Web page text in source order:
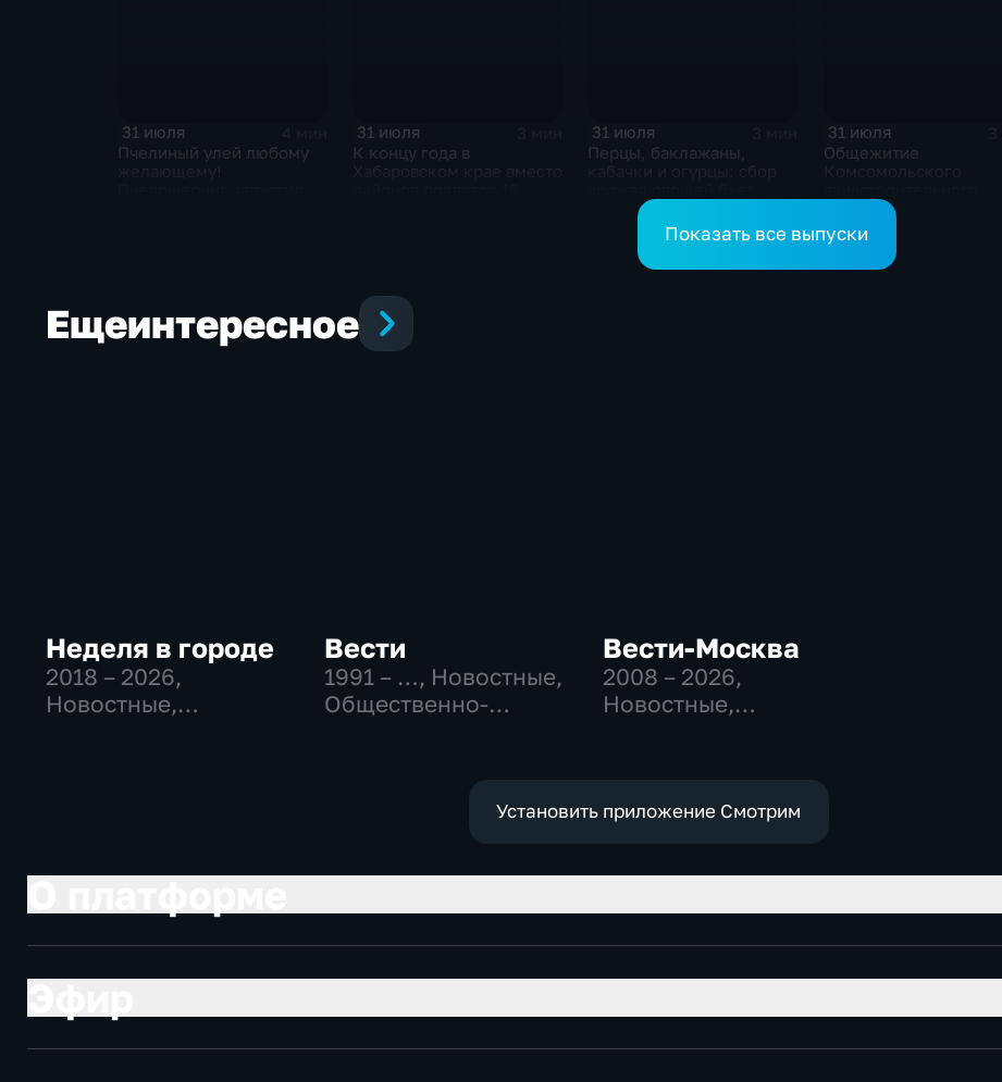
31 июля
Пчелиный улей любому
31 июля
К концу года в
31 июля
Перцы, баклажаны,
рекорды в Хабаровском
31 июля
Общежитие
колледжа обновляют в
рамках нацпроекта
"Молодежь и дети"
Показать все выпуски
Ещеинтересное
Неделя в городе
2018 – 2026,
Новостные,
Вести
1991 – …, Новостные,
Общественно-
Вести-Москва
2008 – 2026,
Новостные,
экономические
Установить приложение Смотрим